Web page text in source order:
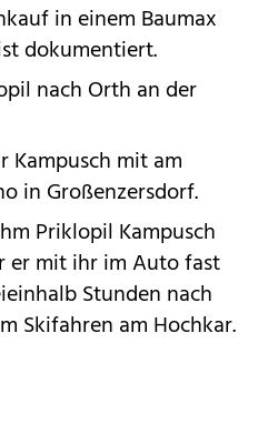
in einem Baumax
dokumentiert.
nach Orth an der
Kampusch mit am
in Großenzersdorf.
Priklopil Kampusch
er mit ihr im Auto fast
Stunden nach
Skifahren am Hochkar.